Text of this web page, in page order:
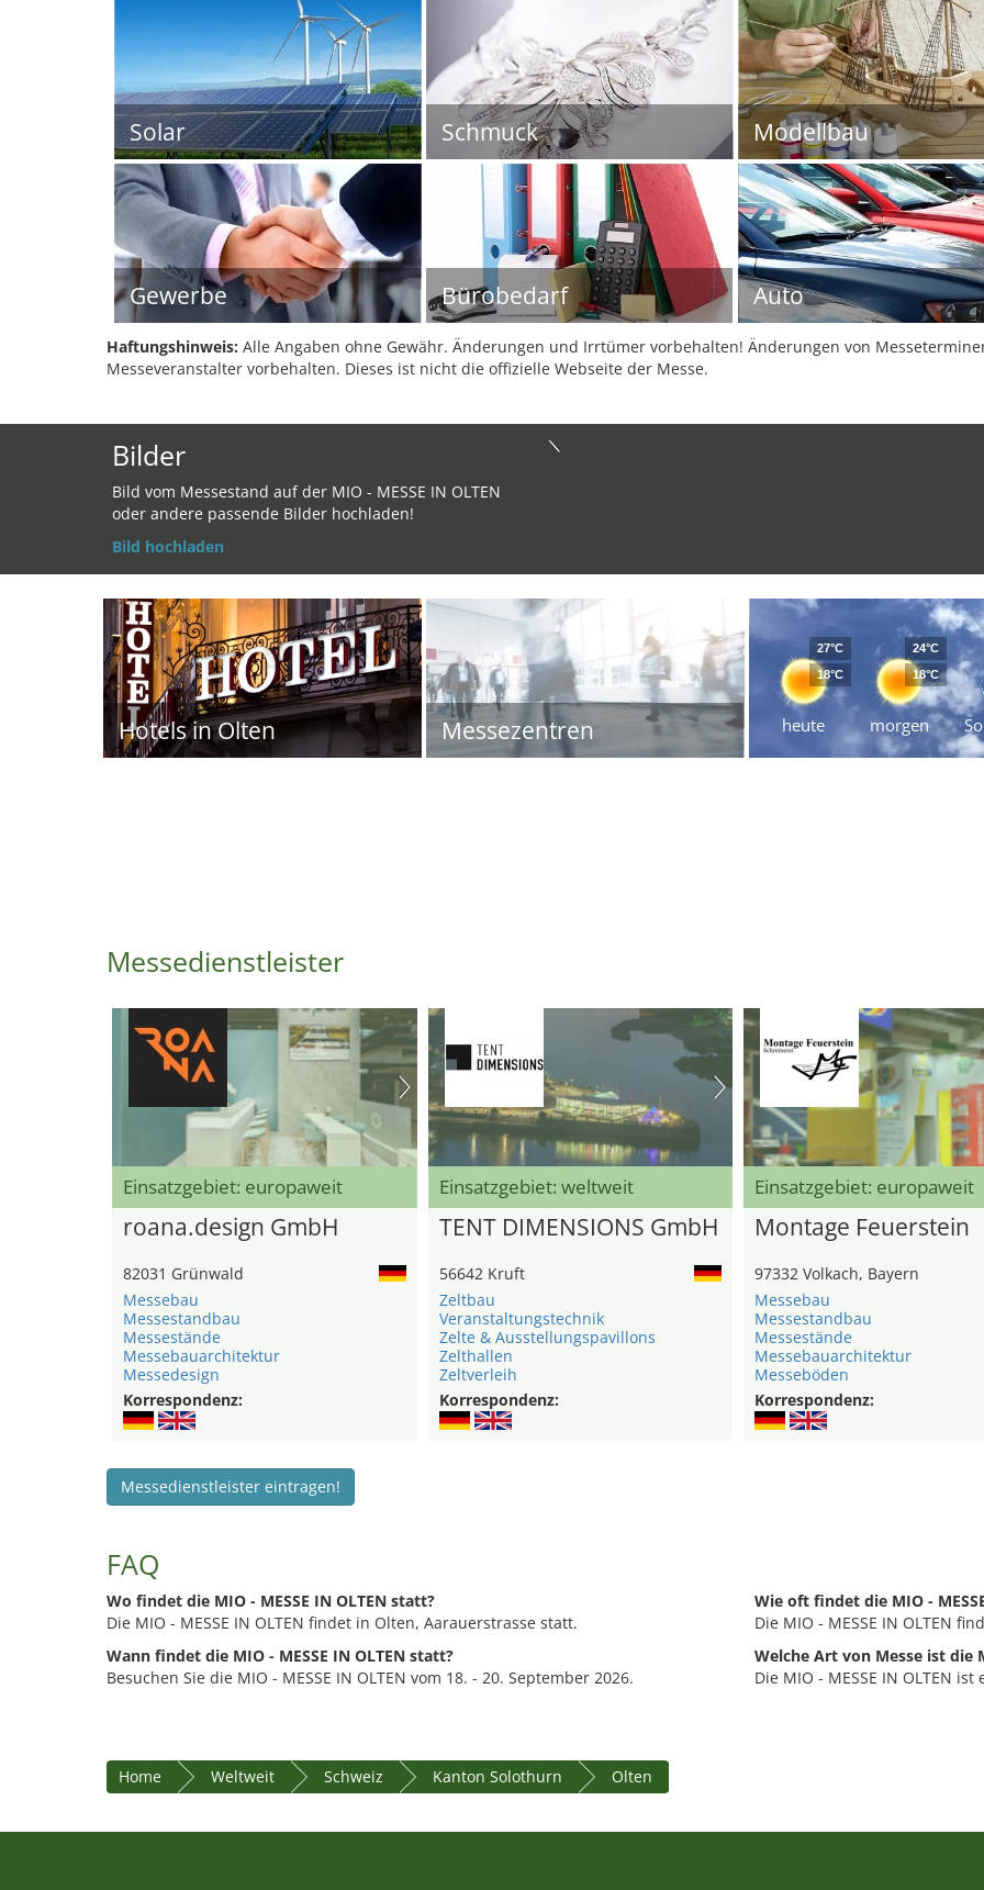
Solar Schmuck Modellbau
Gewerbe Bürobedarf Auto
Haftungshinweis: Alle Angaben ohne Gewähr. Änderungen und Irrtümer vorbehalten! Änderungen von
Messeveranstalter vorbehalten. Dieses ist nicht die offizielle Webseite der Messe.
Bilder
Bild vom Messestand auf der MIO - MESSE IN OLTEN
oder andere passende Bilder hochladen!
Bild hochladen
Hotels in Olten Messezentren heute
27°C
18°C
morgen
24°C
18°C
Messedienstleister
Einsatzgebiet: europaweit
roana.design GmbH
82031 Grünwald
Messebau
Messestandbau
Messestände
Messebauarchitektur
Messedesign
Korrespondenz:
Einsatzgebiet: weltweit
TENT DIMENSIONS GmbH
56642 Kruft
Zeltbau
Veranstaltungstechnik
Zelte & Ausstellungspavillons
Zelthallen
Zeltverleih
Korrespondenz:
Einsatzgebiet: europaweit
Montage Feuerstein
97332 Volkach, Bayern
Messebau
Messestandbau
Messestände
Messebauarchitektur
Messeböden
Korrespondenz:
Messedienstleister eintragen!
FAQ
Wo findet die MIO - MESSE IN OLTEN statt?
Die MIO - MESSE IN OLTEN findet in Olten, Aarauerstrasse statt.
Wann findet die MIO - MESSE IN OLTEN statt?
Besuchen Sie die MIO - MESSE IN OLTEN vom 18. - 20. September 2026.
Wie oft findet die MIO -
Die MIO - MESSE IN OLTEN
Welche Art von Messe ist die
Die MIO - MESSE IN OLTEN
Home Weltweit Schweiz Kanton Solothurn Olten